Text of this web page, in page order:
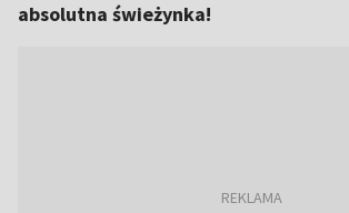
absolutna świeżynka!